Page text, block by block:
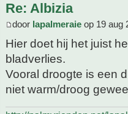
Re: Albizia
door lapalmeraie op 19 aug
Hier doet hij het juist
bladverlies.
Vooral droogte is een
niet warm/droog